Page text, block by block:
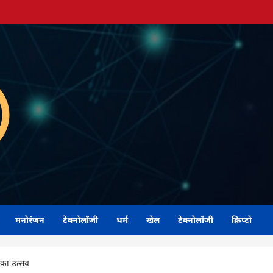
मनोरंजन टेक्नोलॉजी धर्म खेल टेक्नोलॉजी क्रिप्टो
उत्सव